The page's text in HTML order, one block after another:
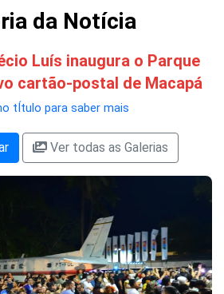
da Notícia
Luís inaugura o Parque
cartão-postal de Macapá
tÍtulo para saber mais
Ver todas as Galerias